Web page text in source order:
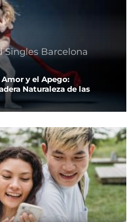
Singles Barcelona
y el Apego:
Naturaleza de las